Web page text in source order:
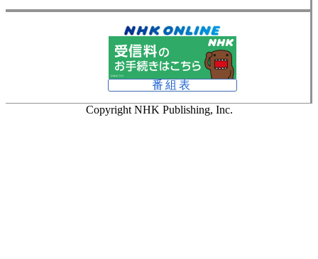
番組表
Copyright NHK Publishing, Inc.